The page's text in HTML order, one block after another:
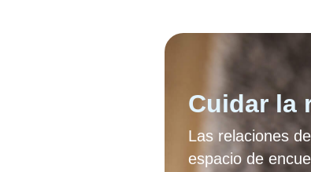
Cuidar la
Las relaciones
espacio de